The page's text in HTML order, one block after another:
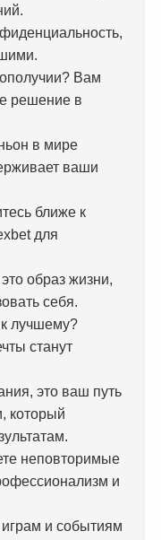
Вам
решение в
в мире
ваши
ближе к
для
образ жизни,
себя.
лучшему?
станут
это ваш путь
который
неповторимые
и
и событиям